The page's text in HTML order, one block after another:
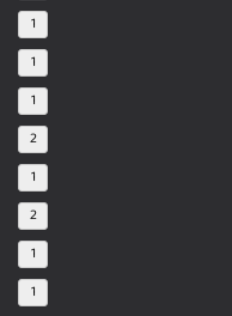
1
1
1
2
1
2
1
1